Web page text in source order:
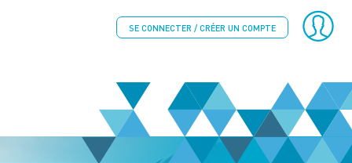
SE CONNECTER / CRÉER UN COMPTE